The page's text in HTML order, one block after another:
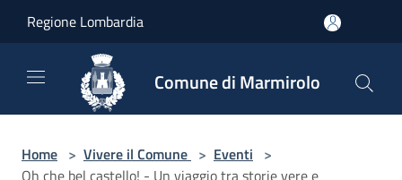
Regione Lombardia
Comune di Marmirolo
Home > Vivere il Comune > Eventi >
Oh che bel castello! - Un viaggio tra storie vere e